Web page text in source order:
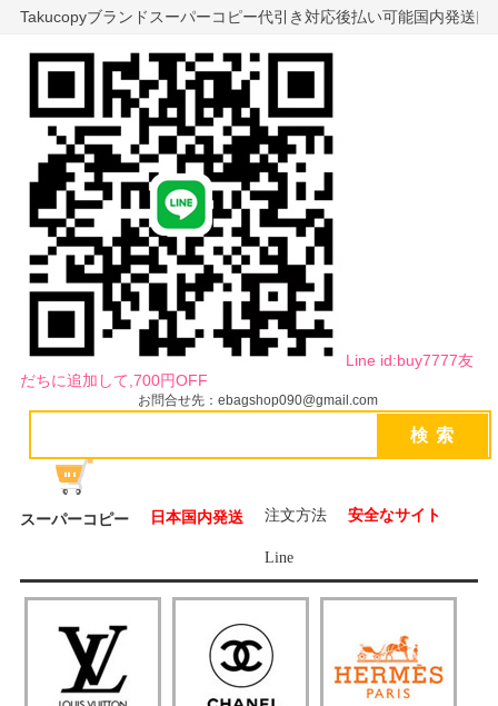
Takucopyブランドスーパーコピー代引き対応後払い可能国内発送
Line id:buy7777友
だちに追加して,700円OFF
お問合せ先：ebagshop090@gmail.com
スーパーコピー 日本国内発送 注文方法 安全なサイト
Line